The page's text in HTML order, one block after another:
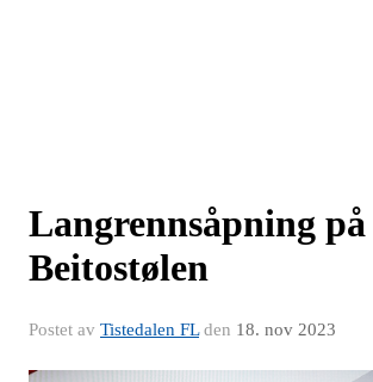
Langrennsåpning på
Beitostølen
Postet av Tistedalen FLden 18. nov 2023